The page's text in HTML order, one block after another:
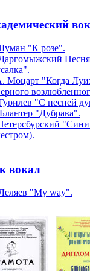
"К розе".
Моцарт "Когда
"С песней
"Дубрава".
вокал
"My way".